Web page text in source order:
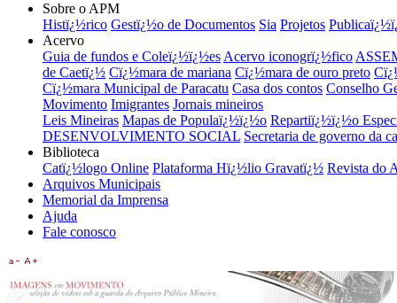
Sobre o APM
Histï¿½rico Gestï¿½o de Documentos Sia Projetos
Acervo
Guia de fundos e Coleï¿½ï¿½es Acervo iconogrï¿½fico
de Caetï¿½ Cï¿½mara de mariana Cï¿½mara de ouro preto
Cï¿½mara Municipal de Paracatu Casa dos contos Conselho
Movimento Imigrantes Jornais mineiros
Leis Mineiras Mapas de Populaï¿½ï¿½o Repartiï¿½ï¿½o
DESENVOLVIMENTO SOCIAL Secretaria de governo da
Biblioteca
Catï¿½logo Online Plataforma Hï¿½lio Gravatï¿½ Revista do
Arquivos Municipais
Memorial da Imprensa
Ajuda
Fale conosco